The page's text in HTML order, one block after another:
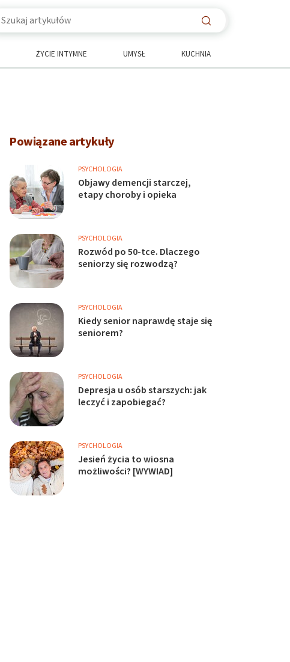
ŻYCIE INTYMNE UMYSŁ KUCHNIA
Powiązane artykuły
PSYCHOLOGIA
Objawy demencji starczej,
etapy choroby i opieka
PSYCHOLOGIA
Rozwód po 50-tce. Dlaczego
seniorzy się rozwodzą?
PSYCHOLOGIA
Kiedy senior naprawdę staje się
seniorem?
PSYCHOLOGIA
Depresja u osób starszych: jak
leczyć i zapobiegać?
PSYCHOLOGIA
Jesień życia to wiosna
możliwości? [WYWIAD]